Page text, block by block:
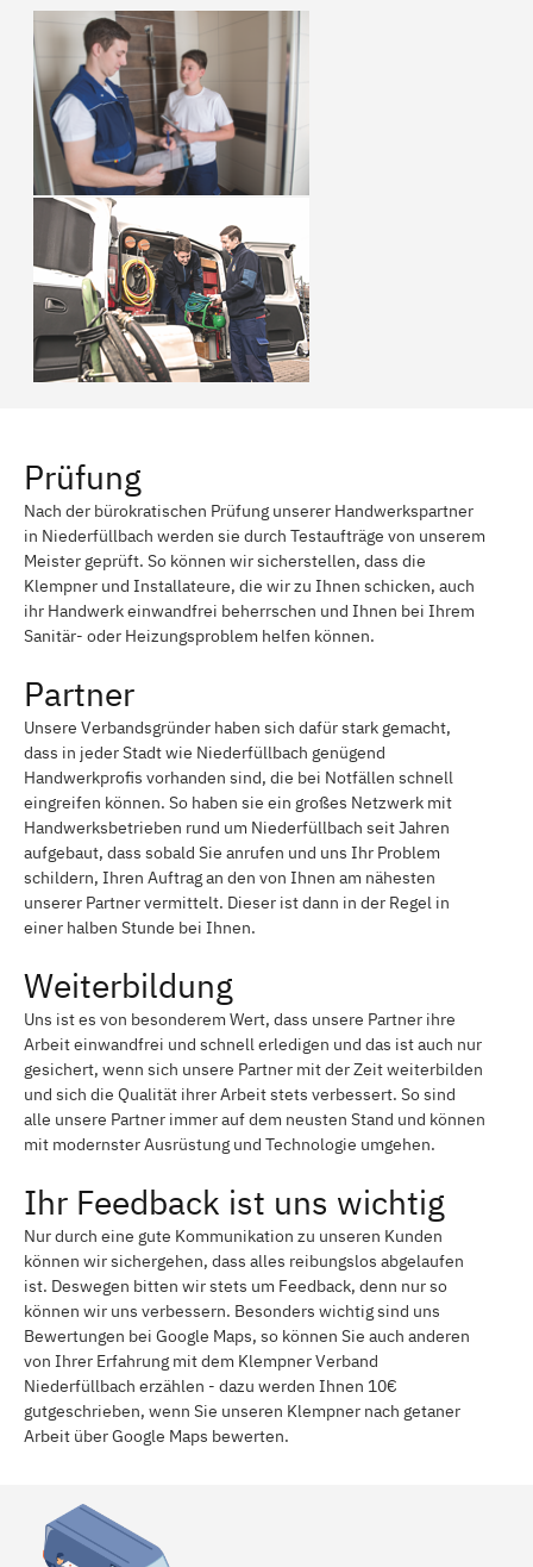
Prüfung
Nach der bürokratischen Prüfung unserer Handwerkspartner
in Niederfüllbach werden sie durch Testaufträge von unserem
Meister geprüft. So können wir sicherstellen, dass die
Klempner und Installateure, die wir zu Ihnen schicken, auch
ihr Handwerk einwandfrei beherrschen und Ihnen bei Ihrem
Sanitär- oder Heizungsproblem helfen können.
Partner
Unsere Verbandsgründer haben sich dafür stark gemacht,
dass in jeder Stadt wie Niederfüllbach genügend
Handwerkprofis vorhanden sind, die bei Notfällen schnell
eingreifen können. So haben sie ein großes Netzwerk mit
Handwerksbetrieben rund um Niederfüllbach seit Jahren
aufgebaut, dass sobald Sie anrufen und uns Ihr Problem
schildern, Ihren Auftrag an den von Ihnen am nähesten
unserer Partner vermittelt. Dieser ist dann in der Regel in
einer halben Stunde bei Ihnen.
Weiterbildung
Uns ist es von besonderem Wert, dass unsere Partner ihre
Arbeit einwandfrei und schnell erledigen und das ist auch nur
gesichert, wenn sich unsere Partner mit der Zeit weiterbilden
und sich die Qualität ihrer Arbeit stets verbessert. So sind
alle unsere Partner immer auf dem neusten Stand und können
mit modernster Ausrüstung und Technologie umgehen.
Ihr Feedback ist uns wichtig
Nur durch eine gute Kommunikation zu unseren Kunden
können wir sichergehen, dass alles reibungslos abgelaufen
ist. Deswegen bitten wir stets um Feedback, denn nur so
können wir uns verbessern. Besonders wichtig sind uns
Bewertungen bei Google Maps, so können Sie auch anderen
von Ihrer Erfahrung mit dem Klempner Verband
Niederfüllbach erzählen - dazu werden Ihnen 10€
gutgeschrieben, wenn Sie unseren Klempner nach getaner
Arbeit über Google Maps bewerten.